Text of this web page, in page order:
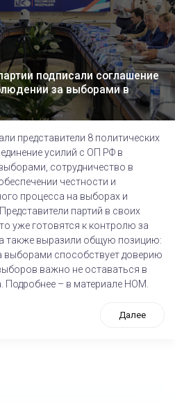
подписали соглашение
за выборами в
представители 8 политических
усилий с ОП РФ в
сотрудничество в
честности и
процесса на выборах и
партий в своих
уже готовятся к контролю за
также выразили общую позицию:
выборами способствует доверию
важно не оставаться в
Подробнее – в материале НОМ.
Далее